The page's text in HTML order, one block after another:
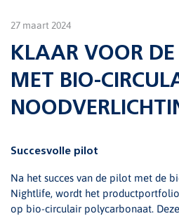
27 maart 2024
KLAAR VOOR
MET BIO-
Succesvolle pilot
Na het succes van de pilot met de
Nightlife, wordt het
op bio-circulair polycarbonaat.